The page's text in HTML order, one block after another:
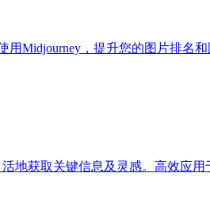
Midjourney，提升您的图片排名和
地获取关键信息及灵感。高效应